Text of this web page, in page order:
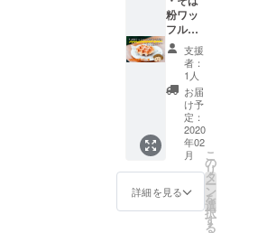
おりま
すが、
前後す
る可能
性がご
ざいま
す。 ※
指定住
所へお
送りし
ます
（送料
込
後日郵
送いた
だきま
す(着払
い可
能)。 ※
オリジ
ナルス
テッ
カー、
サンク
スレ
ターは
指定住
所へお
いただ
きまし
た。ご
支援い
ただい
た方に
は、感
謝の気
持ちを
込め
て、ア
ツいア
ツい直
筆のお
手紙
粉ワッ
フル一
年間食
べ放
題！ ・
オリジ
ナルス
テッ
カー ・
サンク
スレ
ター
Kokage
Kitchen
の主商
支援
者：
1人
お届
け予
定：
2020
年02
月
詳細を見る
こ
の
リ
タ
ー
ン
を
選
択
す
る